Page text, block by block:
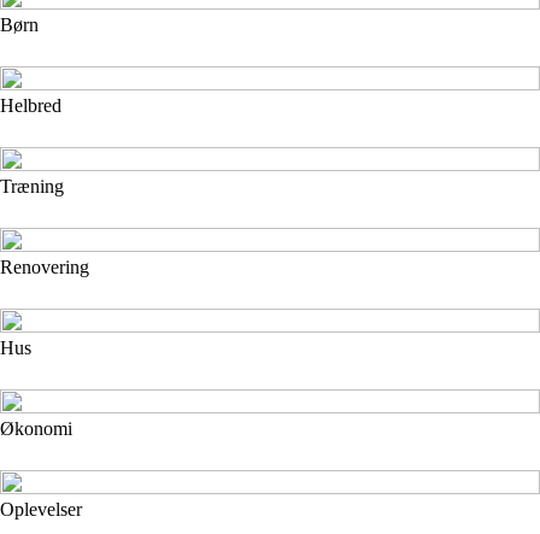
Børn
Helbred
Træning
Renovering
Hus
Økonomi
Oplevelser